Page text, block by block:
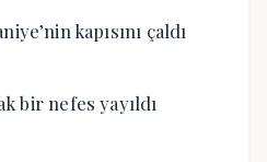
kapısını çaldı
bir nefes yayıldı